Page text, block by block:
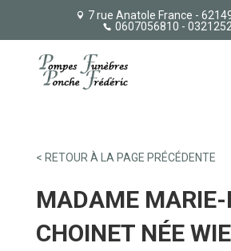
7 rue Anatole France -
0607056810 -
< RETOUR À LA PAGE PRÉCÉDENTE
MADAME MARIE-
CHOINET NÉE